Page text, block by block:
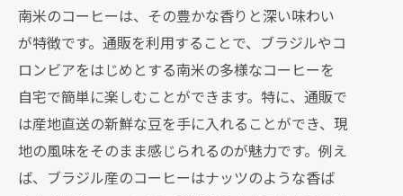
南米のコーヒーは、その豊かな香りと深い味わい
が特徴です。通販を利用することで、ブラジルやコ
ロンビアをはじめとする南米の多様なコーヒーを
自宅で簡単に楽しむことができます。特に、通販で
は産地直送の新鮮な豆を手に入れることができ、現
地の風味をそのまま感じられるのが魅力です。例え
ば、ブラジル産のコーヒーはナッツのような香ば